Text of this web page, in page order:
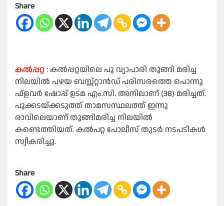
Share
കല്‍പ്പറ്റ : കൽപ്പറ്റയിലെ പൂ വ്യാപാരി തൂങ്ങി മരിച്ച
നിലയില്‍ പഴയ ബസ്സ്റ്റാന്‍ഡ് പരിസരത്തെ പൊന്നു
ഫ്‌ളവര്‍ ഷോപ്പ് ഉടമ എം.സി. അനിലാണ് (38) മരിച്ചത്.
പൂക്കടയ്ക്കടുത്ത് താമസസ്ഥലത്ത് ഇന്നു
രാവിലെയാണ് തൂങ്ങിമരിച്ച നിലയില്‍
കണ്ടെത്തിയത്. കൽപറ്റ പോലീസ് തുടർ നടപടികൾ
സ്വീകരിച്ചു.
Share